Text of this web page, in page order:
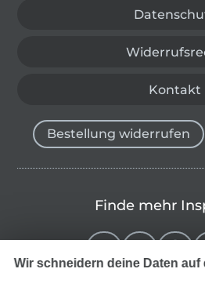
Kontakt
Bestellung widerrufen
Finde mehr
Wir schneidern deine Daten auf